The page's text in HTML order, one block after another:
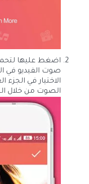
اضغط عليها
صوت الفيديو في
الاختيار في
الصوت من خلال